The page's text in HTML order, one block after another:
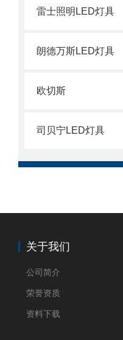
雷士照明LED灯具
朗德万斯LED灯具
欧切斯
司贝宁LED灯具
关于我们
公司简介
荣誉资质
资料下载